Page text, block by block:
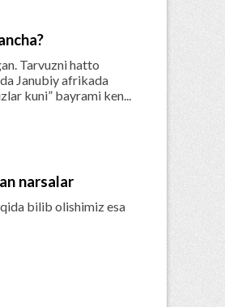
Tarvuzni hatto
Janubiy afrikada
kuni” bayrami ken...
narsalar
bilib olishimiz esa